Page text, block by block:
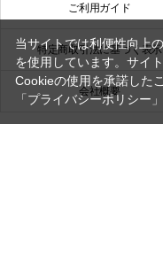
ご利用ガイド
特定商取引法に基づく表示
会社概要
当サイトでは利便性向上
を使用しています。サイ
Cookieの使用を承諾した
「プライバシーポリシー」